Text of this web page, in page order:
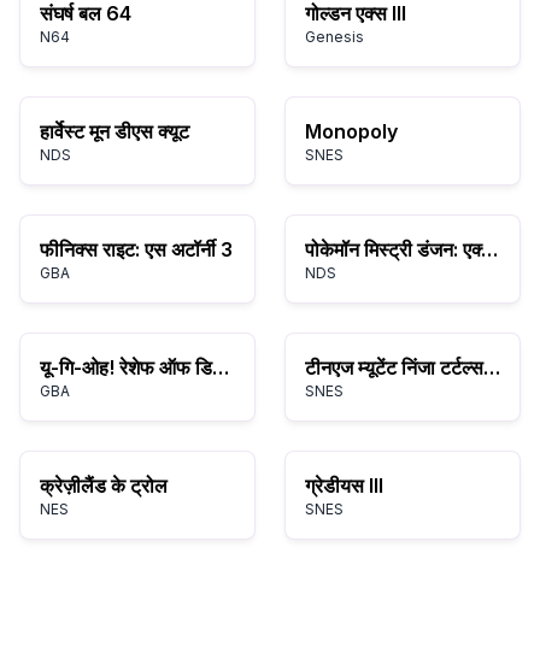
संघर्ष बल 64
N64
गोल्डन एक्स III
Genesis
हार्वेस्ट मून डीएस क्यूट
NDS
Monopoly
SNES
फीनिक्स राइट: एस अटॉर्नी 3
GBA
पोकेमॉन मिस्ट्री डंजन: एक्सप्लोरर्स ऑफ फॉर्च्यून
NDS
यू-गि-ओह! रेशेफ ऑफ डिस्ट्रक्शन
GBA
टीनएज म्यूटेंट निंजा टर्टल्स: टूर्नामेंट फाइटर्स
SNES
क्रेज़ीलैंड के ट्रोल
NES
ग्रेडीयस III
SNES